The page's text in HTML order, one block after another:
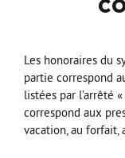
Les honoraires du
partie correspond
listées par l’arrêté
correspond aux
vacation, au forfait,